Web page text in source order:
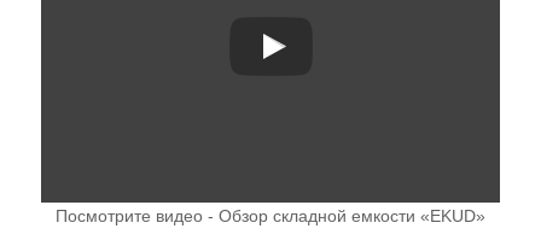
Посмотрите видео - Обзор складной емкости «EKUD»